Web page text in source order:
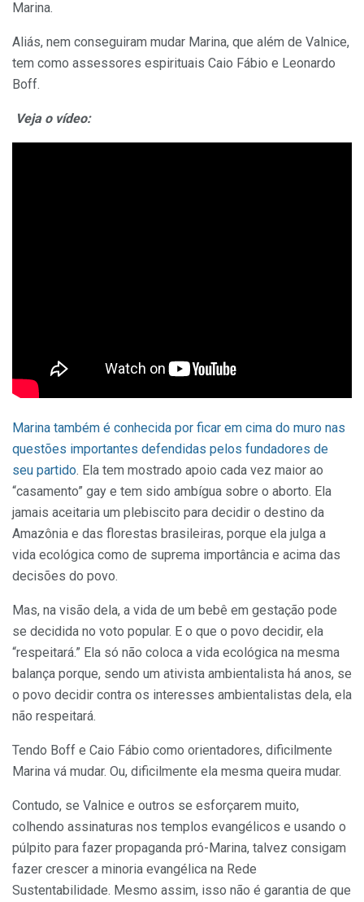
Marina.
Aliás, nem conseguiram mudar Marina, que além de Valnice,
tem como assessores espirituais Caio Fábio e Leonardo
Boff.
Veja o vídeo:
Marina também é conhecida por ficar em cima do muro nas
questões importantes defendidas pelos fundadores de
seu partido. Ela tem mostrado apoio cada vez maior ao
“casamento” gay e tem sido ambígua sobre o aborto. Ela
jamais aceitaria um plebiscito para decidir o destino da
Amazônia e das florestas brasileiras, porque ela julga a
vida ecológica como de suprema importância e acima das
decisões do povo.
Mas, na visão dela, a vida de um bebê em gestação pode
se decidida no voto popular. E o que o povo decidir, ela
“respeitará.” Ela só não coloca a vida ecológica na mesma
balança porque, sendo um ativista ambientalista há anos, se
o povo decidir contra os interesses ambientalistas dela, ela
não respeitará.
Tendo Boff e Caio Fábio como orientadores, dificilmente
Marina vá mudar. Ou, dificilmente ela mesma queira mudar.
Contudo, se Valnice e outros se esforçarem muito,
colhendo assinaturas nos templos evangélicos e usando o
púlpito para fazer propaganda pró-Marina, talvez consigam
fazer crescer a minoria evangélica na Rede
Sustentabilidade. Mesmo assim, isso não é garantia de que